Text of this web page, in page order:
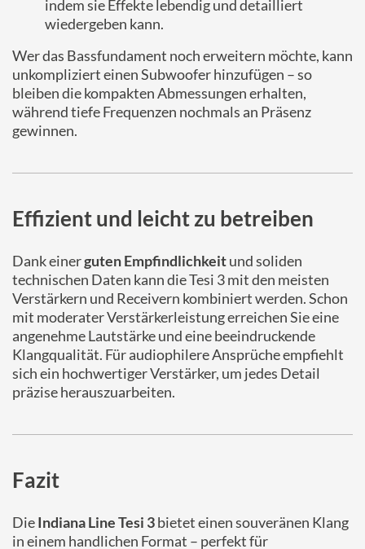
indem sie Effekte lebendig und detailliert
wiedergeben kann.
Wer das Bassfundament noch erweitern möchte, kann
unkompliziert einen Subwoofer hinzufügen – so
bleiben die kompakten Abmessungen erhalten,
während tiefe Frequenzen nochmals an Präsenz
gewinnen.
Effizient und leicht zu betreiben
Dank einerguten Empfindlichkeitund soliden
technischen Daten kann die Tesi 3 mit den meisten
Verstärkern und Receivern kombiniert werden. Schon
mit moderater Verstärkerleistung erreichen Sie eine
angenehme Lautstärke und eine beeindruckende
Klangqualität. Für audiophilere Ansprüche empfiehlt
sich ein hochwertiger Verstärker, um jedes Detail
präzise herauszuarbeiten.
Fazit
DieIndiana Line Tesi 3bietet einen souveränen Klang
in einem handlichen Format – perfekt für